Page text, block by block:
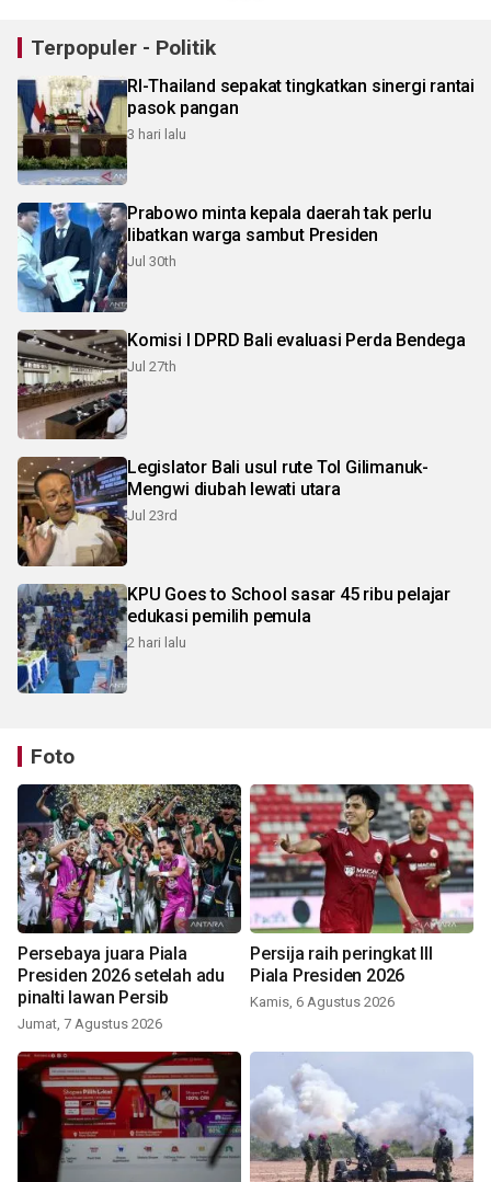
Terpopuler - Politik
RI-Thailand sepakat tingkatkan sinergi rantai
pasok pangan
3 hari lalu
Prabowo minta kepala daerah tak perlu
libatkan warga sambut Presiden
Jul 30th
Komisi I DPRD Bali evaluasi Perda Bendega
Jul 27th
Legislator Bali usul rute Tol Gilimanuk-
Mengwi diubah lewati utara
Jul 23rd
KPU Goes to School sasar 45 ribu pelajar
edukasi pemilih pemula
2 hari lalu
Foto
Persebaya juara Piala
Presiden 2026 setelah adu
pinalti lawan Persib
Jumat, 7 Agustus 2026
Persija raih peringkat III
Piala Presiden 2026
Kamis, 6 Agustus 2026